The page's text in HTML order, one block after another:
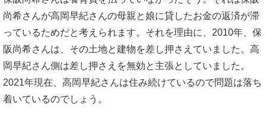
尚希さんが高岡早紀さんの母親と娘に貸したお金の返済が滞
っているためだと考えられます。それを理由に、2010年、保
阪尚希さんは、その土地と建物を差し押さえていました。高
岡早紀さん側は差し押さえを無効と主張としていました。
2021年現在、高岡早紀さんは住み続けているので問題は落ち
着いているのでしょう。